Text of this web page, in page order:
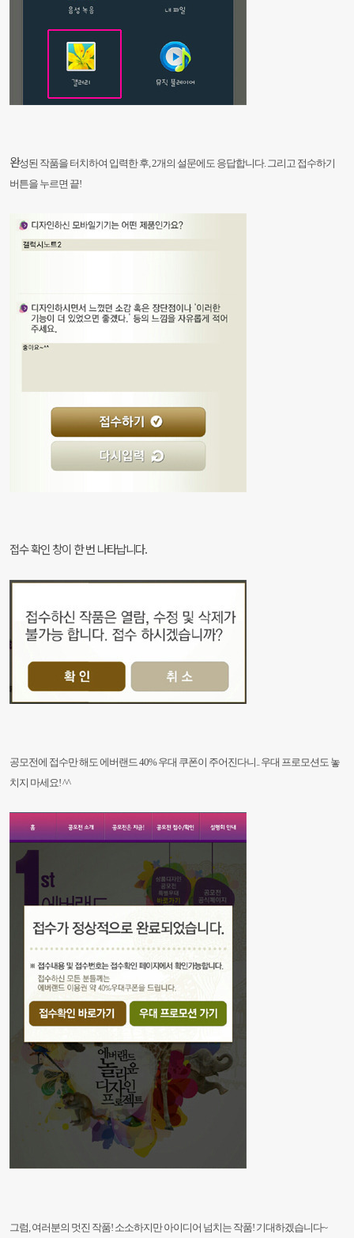
완성된 작품을 터치하여 입력한 후, 2개의 설문에도 응답합니다. 그리고 접수하기
버튼을 누르면 끝!
접수 확인 창이 한 번 나타납니다.
공모전에 접수만 해도 에버랜드 40% 우대 쿠폰이 주어진다니.. 우대 프로모션도 놓
치지 마세요! ^^
그럼, 여러분의 멋진 작품! 소소하지만 아이디어 넘치는 작품! 기대하겠습니다~